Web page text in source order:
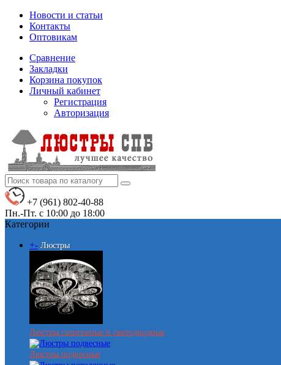
Новости и статьи
Контакты
Оптовикам
Сравнение
Закладки
Корзина покупок
Личный кабинет
Регистрация
Авторизация
+7 (961) 802-40-88
Пн.-Пт. с 10:00 до 18:00
Категории
+- Люстры
Люстры галогенные и светодиодные
Люстры подвесные